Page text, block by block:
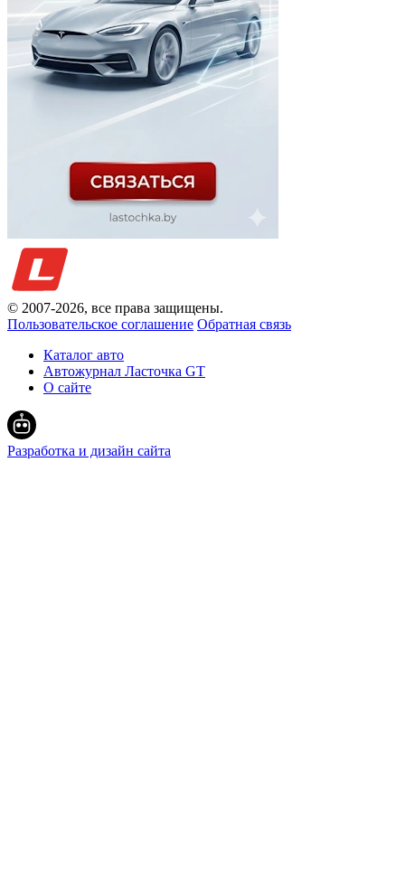
© 2007-2026, все права защищены.
Пользовательское соглашение Обратная связь
Каталог авто
Автожурнал Ласточка GT
О сайте
Разработка и дизайн сайта